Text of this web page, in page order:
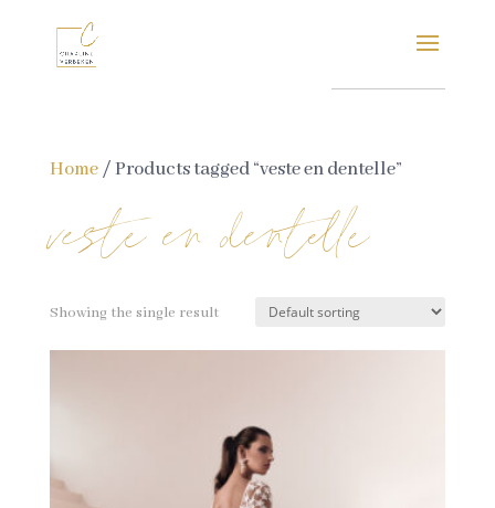
Home/ Products tagged “veste en dentelle”
veste en dentelle
Showing the single result